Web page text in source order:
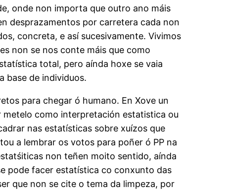
onde non importa que outro ano máis
desprazamentos por carretera cada non
concreta, e así sucesivamente. Vivimos
non se nos conte máis que como
total, pero aínda hoxe se vaia
base de individuos.
para chegar ó humano. En Xove un
como interpretación estatistica ou
nas estatísticas sobre xuízos que
a lembrar os votos para poñer ó PP na
non teñen moito sentido, aínda
pode facer estatística co conxunto das
que non se cite o tema da limpeza, por